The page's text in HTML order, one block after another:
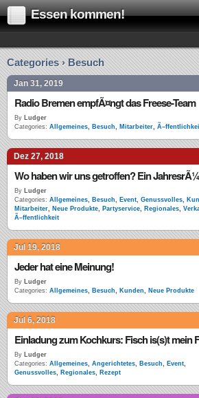
Essen kommen!
Categories › Besuch
Jan 31, 2019
Radio Bremen empfÃ¤ngt das Freese-Team
By Ludger
Categories: Allgemeines, Besuch, Mitarbeiter,
Dez 27, 2018
Wo haben wir uns getroffen? Ein
By Ludger
Categories: Allgemeines, Besuch, Event, Genussvolles,
Mitarbeiter, Neue Produkte, Partyservice, Regionales,
Ã–ffentlichkeit
Jul 19, 2018
Jeder hat eine Meinung!
By Ludger
Categories: Allgemeines, Besuch, Kunden, Neue Produkte
Jul 6, 2018
Einladung zum Kochkurs: Fisch is(s)t mein
By Ludger
Categories: Allgemeines, Angerichtetes, Besuch, Event,
Genussvolles, Regionales, Rezept